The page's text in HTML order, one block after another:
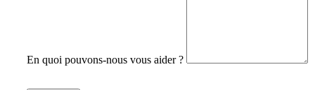
En quoi pouvons-nous vous aider ?